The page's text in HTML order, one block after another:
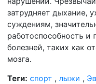
затрудняет дыхание,
суждениям,
работоспособность
болезней, таких как
мозга.
Теги: спорт , лыжи ,